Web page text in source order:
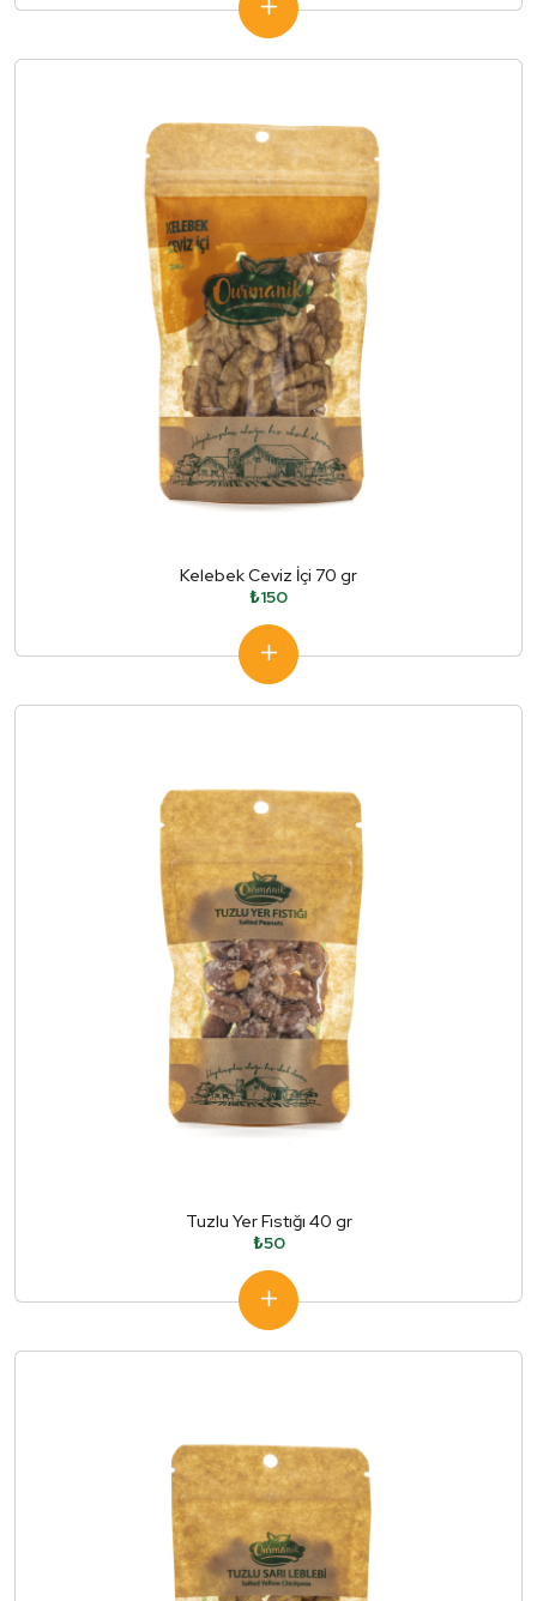
Kelebek Ceviz İçi 70 gr
₺150
Tuzlu Yer Fıstığı 40 gr
₺50